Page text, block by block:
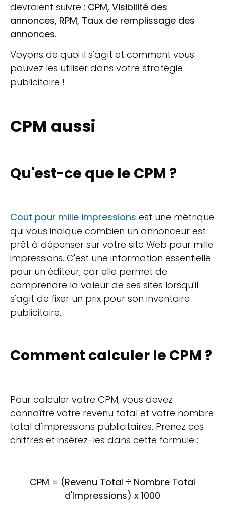
devraient suivre : CPM, Visibilité des
annonces, RPM, Taux de remplissage des
annonces.
Voyons de quoi il s'agit et comment vous
pouvez les utiliser dans votre stratégie
publicitaire !
CPM aussi
Qu'est-ce que le CPM ?
Coût pour mille impressions est une métrique
qui vous indique combien un annonceur est
prêt à dépenser sur votre site Web pour mille
impressions. C'est une information essentielle
pour un éditeur, car elle permet de
comprendre la valeur de ses sites lorsqu'il
s'agit de fixer un prix pour son inventaire
publicitaire.
Comment calculer le CPM ?
Pour calculer votre CPM, vous devez
connaître votre revenu total et votre nombre
total d'impressions publicitaires. Prenez ces
chiffres et insérez-les dans cette formule :
CPM = (Revenu Total ÷ Nombre Total
d'Impressions) x 1000